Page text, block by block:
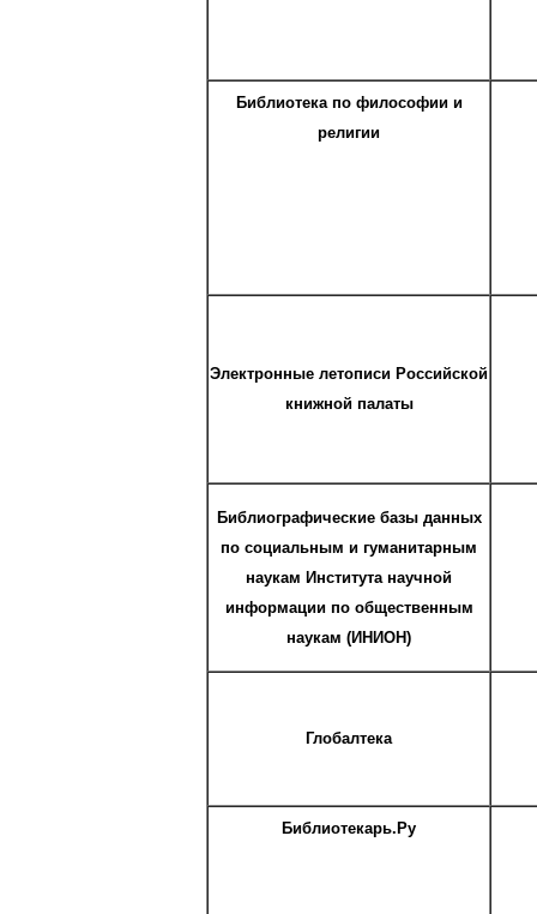
Библиотека по философии и
религии
Электронные летописи Российской
книжной палаты
Библиографические базы данных
по социальным и гуманитарным
наукам Института научной
информации по общественным
наукам (ИНИОН)
Глобалтека
Библиотекарь.Ру